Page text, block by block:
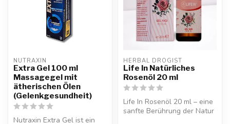
NUTRAXIN
Extra Gel 100 ml
Massagegel mit
ätherischen Ölen
(Gelenkgesundheit)
Nutraxin Extra Gel ist ein
HERBAL DROGIST
Life In Natürliches
Rosenöl 20 ml
Life In Rosenöl 20 ml – eine
sanfte Berührung der Natur